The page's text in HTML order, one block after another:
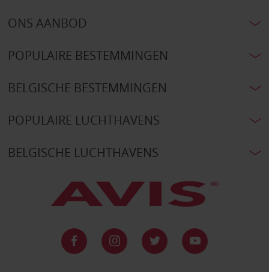
ONS AANBOD
POPULAIRE BESTEMMINGEN
BELGISCHE BESTEMMINGEN
POPULAIRE LUCHTHAVENS
BELGISCHE LUCHTHAVENS